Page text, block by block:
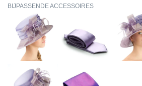
BIJPASSENDE ACCESSOIRES